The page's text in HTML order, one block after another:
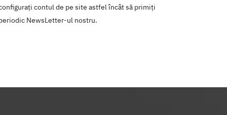
contul de pe site astfel încât să primiți
NewsLetter-ul nostru.